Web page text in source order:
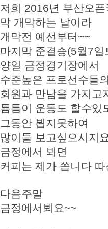
저희 2016년 부산오
막 개막하는 날이라
개막전 예선부터~~
마지막 준결승(5월7
양일 금정경기장에서
수준높은 프로선수들
회원과 만남을 가지고
틈틈이 운동도 할수있
그동안 뵙지못하여
많이들 보고싶으시지
금정에서 뵈면
커피는 제가 쏩니다
다음주말
금정에서뵈요~~